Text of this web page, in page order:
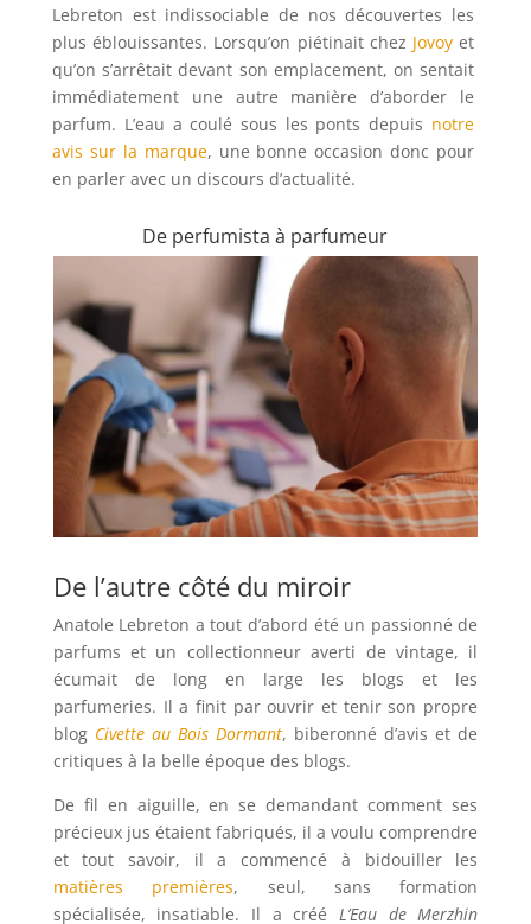
Lebreton est indissociable de nos découvertes les
plus éblouissantes. Lorsqu’on piétinait chez Jovoyet
qu’on s’arrêtait devant son emplacement, on sentait
immédiatement une autre manière d’aborder le
parfum. L’eau a coulé sous les ponts depuis notre
avis sur la marque, une bonne occasion donc pour
en parler avec un discours d’actualité.
De perfumista à parfumeur
De l’autre côté du miroir
Anatole Lebreton a tout d’abord été un passionné de
parfums et un collectionneur averti de vintage, il
écumait de long en large les blogs et les
parfumeries. Il a finit par ouvrir et tenir son propre
blog Civette au Bois Dormant, biberonné d’avis et de
critiques à la belle époque des blogs.
De fil en aiguille, en se demandant comment ses
précieux jus étaient fabriqués, il a voulu comprendre
et tout savoir, il a commencé à bidouiller les
matières premières, seul, sans formation
spécialisée, insatiable. Il a créé L’Eau de Merzhin